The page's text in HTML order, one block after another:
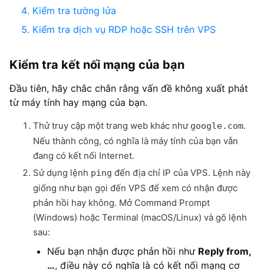
Kiểm tra tường lửa
Kiểm tra dịch vụ RDP hoặc SSH trên VPS
Kiểm tra kết nối mạng của bạn
Đầu tiên, hãy chắc chắn rằng vấn đề không xuất phát
từ máy tính hay mạng của bạn.
Thử truy cập một trang web khác như google.com.
Nếu thành công, có nghĩa là máy tính của bạn vẫn
đang có kết nối Internet.
Sử dụng lệnh ping đến địa chỉ IP của VPS. Lệnh này
giống như bạn gọi đến VPS để xem có nhận được
phản hồi hay không. Mở Command Prompt
(Windows) hoặc Terminal (macOS/Linux) và gõ lệnh
sau:
Nếu bạn nhận được phản hồi như Reply from,
…, điều này có nghĩa là có kết nối mạng cơ